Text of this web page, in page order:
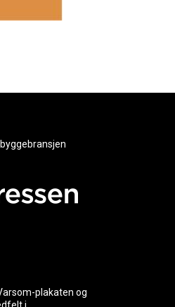
plakaten og